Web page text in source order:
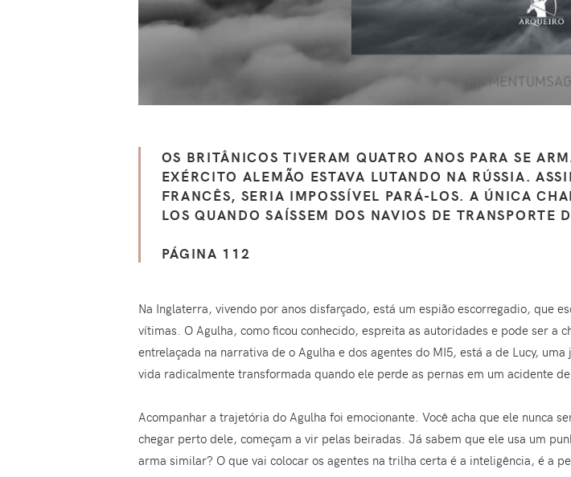
OS BRITÂNICOS TIVERAM QUATRO ANOS PARA SE
EXÉRCITO ALEMÃO ESTAVA LUTANDO NA RÚSSIA.
FRANCÊS, SERIA IMPOSSÍVEL PARÁ-LOS. A ÚNICA
LOS QUANDO SAÍSSEM DOS NAVIOS DE TRANSPORTE
PÁGINA 112
Na Inglaterra, vivendo por anos disfarçado, está um espião escorregadio, que
vítimas. O Agulha, como ficou conhecido, espreita as autoridades e pode ser a
entrelaçada na narrativa de o Agulha e dos agentes do MI5, está a de Lucy,
vida radicalmente transformada quando ele perde as pernas em um acidente
Acompanhar a trajetória do Agulha foi emocionante. Você acha que ele nunca
chegar perto dele, começam a vir pelas beiradas. Já sabem que ele usa um
arma similar? O que vai colocar os agentes na trilha certa é a inteligência, é a